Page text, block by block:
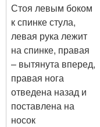
Стоя левым боком
к спинке стула,
левая рука лежит
на спинке, правая
– вытянута вперед,
правая нога
отведена назад и
поставлена на
носок